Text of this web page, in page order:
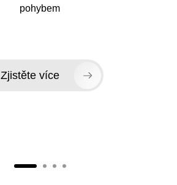
pohybem
Zjistěte více